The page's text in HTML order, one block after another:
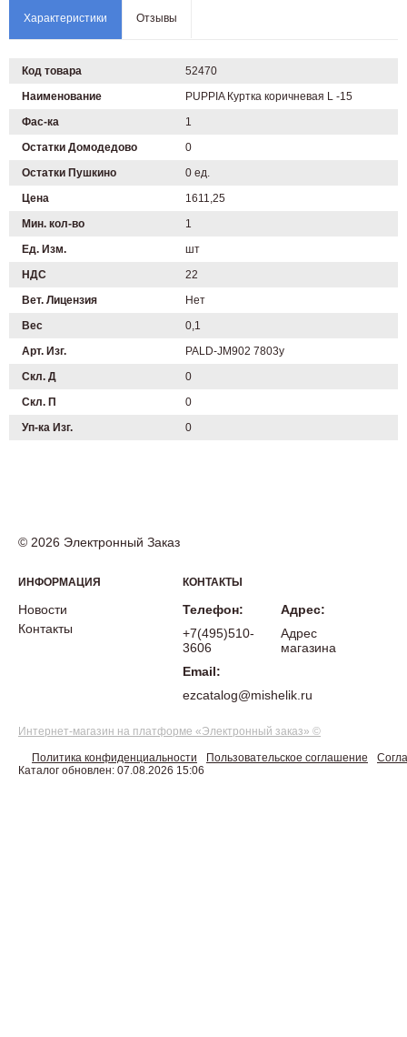
Характеристики Отзывы
Код товара
52470
Наименование
PUPPIA Куртка коричневая L -15
Фас-ка
1
Остатки Домодедово
0
Остатки Пушкино
0 ед.
Цена
1611,25
Мин. кол-во
1
Ед. Изм.
шт
НДС
22
Вет. Лицензия
Нет
Вес
0,1
Арт. Изг.
PALD-JM902 7803у
Скл. Д
0
Скл. П
0
Уп-ка Изг.
0
© 2026 Электронный Заказ
ИНФОРМАЦИЯ
Новости
Контакты
КОНТАКТЫ
Телефон:
+7(495)510-
3606
Email:
ezcatalog@mishelik.ru
Адрес:
Адрес
магазина
Интернет-магазин на платформе «Электронный заказ» ©
Политика конфиденциальности Пользовательское соглашение
Каталог обновлен: 07.08.2026 15:06